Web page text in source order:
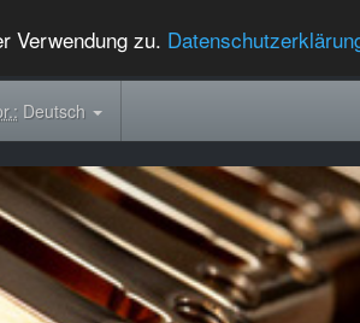
Verwendung zu.
Deutsch